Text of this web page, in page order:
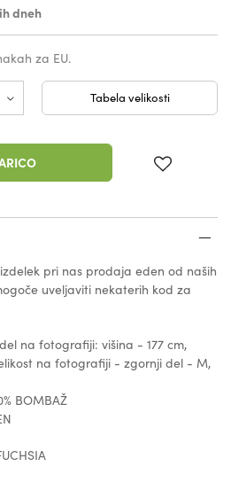
dneh
za EU.
Tabela velikosti
pri nas prodaja eden od naših
uveljaviti nekaterih kod za
na fotografiji: višina - 177 cm,
na fotografiji - zgornji del - M,
BOMBAŽ